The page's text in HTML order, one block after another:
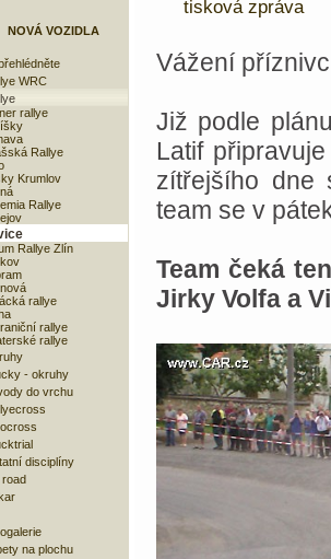
NOVÁ VOZIDLA
WRC
rallye
Rallye
Krumlov
Rallye
Rallye Zlín
rallye
rallye
rallye
- okruhy
do vrchu
disciplíny
road
na plochu
tisková zpráva
Vážení
Již podle
Latif
zítřejšího dne
team se v
Team čeká
Jirky Volfa a